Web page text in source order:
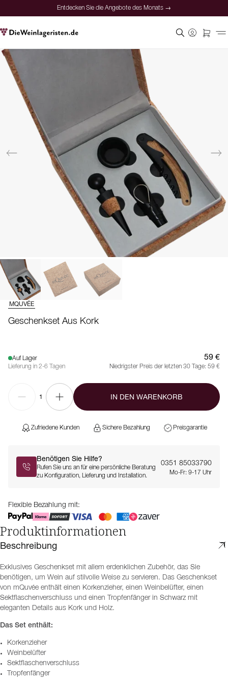
Entdecken Sie die Angebote des Monats →
MQUVÉE
Geschenkset Aus Kork
Auf Lager
Lieferung in 2-6 Tagen
59 €
Niedrigster Preis der letzten 30 Tage: 59 €
1 IN DEN WARENKORB
Zufriedene Kunden Sichere Bezahlung Preisgarantie
Benötigen Sie Hilfe?
Rufen Sie uns an für eine persönliche Beratung
zu Konfiguration, Lieferung und Installation.
0351 85033790
Mo-Fr: 9-17 Uhr
Flexible Bezahlung mit:
Produktinformationen
Beschreibung
Exklusives Geschenkset mit allem erdenklichen Zubehör, das Sie
benötigen, um Wein auf stilvolle Weise zu servieren. Das Geschenkset
von mQuvée enthält einen Korkenzieher, einen Weinbelüfter, einen
Sektflaschenverschluss und einen Tropfenfänger in Schwarz mit
eleganten Details aus Kork und Holz.
Das Set enthält:
Korkenzieher
Weinbelüfter
Sektflaschenverschluss
Tropfenfänger